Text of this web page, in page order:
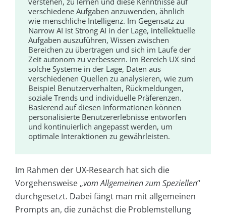
verschiedene Aufgaben anzuwenden, ähnlich
wie menschliche Intelligenz. Im Gegensatz zu
Narrow AI ist Strong AI in der Lage, intellektuelle
Aufgaben auszuführen, Wissen zwischen
Bereichen zu übertragen und sich im Laufe der
Zeit autonom zu verbessern. Im Bereich UX sind
solche Systeme in der Lage, Daten aus
verschiedenen Quellen zu analysieren, wie zum
Beispiel Benutzerverhalten, Rückmeldungen,
soziale Trends und individuelle Präferenzen.
Basierend auf diesen Informationen können
personalisierte Benutzererlebnisse entworfen
und kontinuierlich angepasst werden, um
optimale Interaktionen zu gewährleisten.
Im Rahmen der UX-Research hat sich die
Vorgehensweise „vom Allgemeinen zum Speziellen“
durchgesetzt. Dabei fängt man mit allgemeinen
Prompts an, die zunächst die Problemstellung